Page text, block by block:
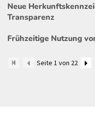
Neue
Transparenz
Frühzeitige Nutzung
Seite 1 von 22